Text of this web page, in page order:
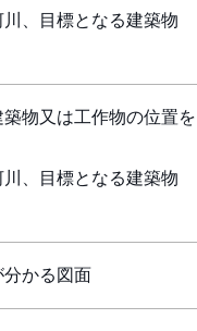
川、目標となる建築物
物又は工作物の位置を
川、目標となる建築物
かる図面